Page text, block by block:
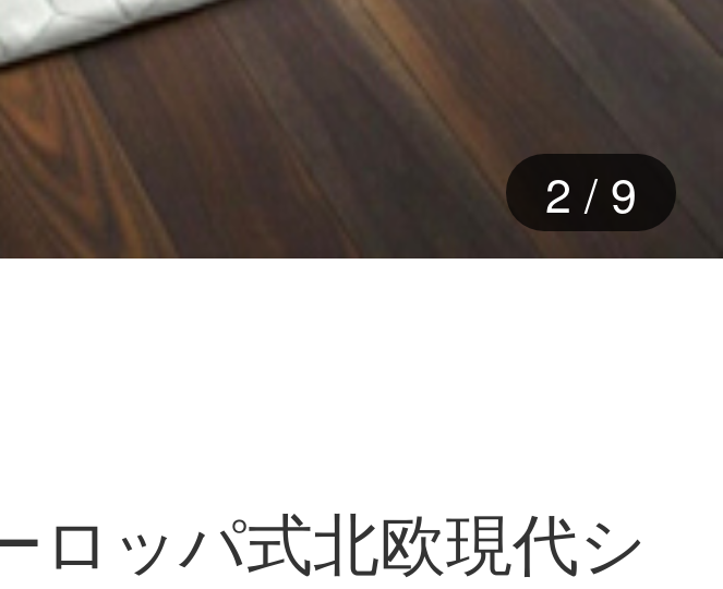
3 / 9
ロッパ式北欧現代シ